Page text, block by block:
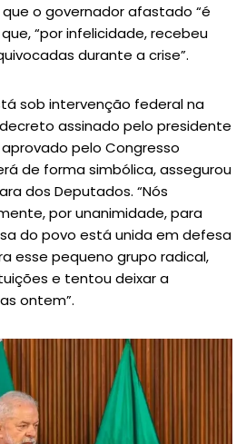
o governador afastado “é
“por infelicidade, recebeu
durante a crise”.
sob intervenção federal na
assinado pelo presidente
pelo Congresso
de forma simbólica, assegurou
dos Deputados. “Nós
por unanimidade, para
do povo está unida em defesa
esse pequeno grupo radical,
e tentou deixar a
ontem”.